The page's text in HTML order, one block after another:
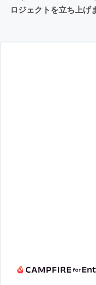
ロジェクトを立ち上げ